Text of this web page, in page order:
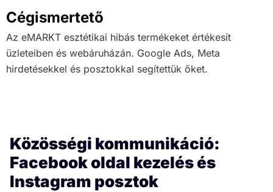
Cégismertető
Az eMARKT esztétikai hibás termékeket értékesít
üzleteiben és webáruházán. Google Ads, Meta
hirdetésekkel és posztokkal segítettük őket.
Közösségi kommunikáció:
Facebook oldal kezelés és
Instagram posztok